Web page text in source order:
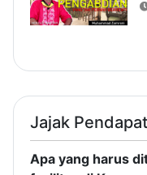
Jajak Pendapat
Apa yang harus